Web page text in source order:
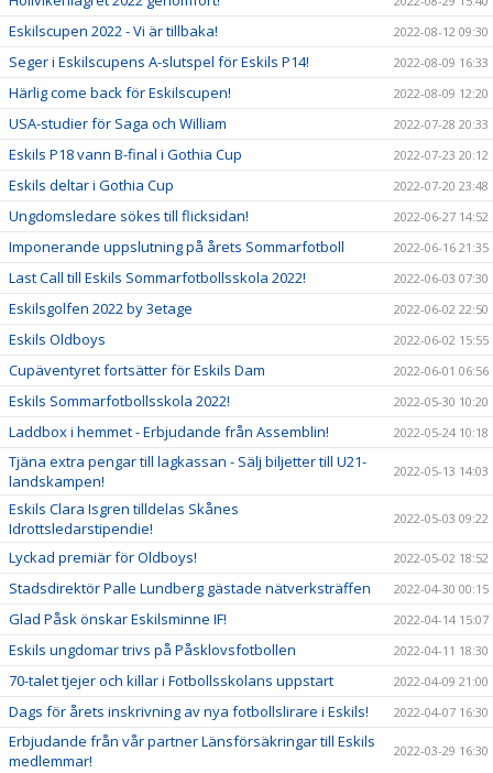
Eskilscupen 2022 - Vi är tillbaka! 2022-08-12 09:30
Seger i Eskilscupens A-slutspel för Eskils P14! 2022-08-09 16:33
Härlig come back för Eskilscupen! 2022-08-09 12:20
USA-studier för Saga och William 2022-07-28 20:33
Eskils P18 vann B-final i Gothia Cup 2022-07-23 20:12
Eskils deltar i Gothia Cup 2022-07-20 23:48
Ungdomsledare sökes till flicksidan! 2022-06-27 14:52
Imponerande uppslutning på årets Sommarfotboll 2022-06-16 21:35
Last Call till Eskils Sommarfotbollsskola 2022! 2022-06-03 07:30
Eskilsgolfen 2022 by 3etage 2022-06-02 22:50
Eskils Oldboys 2022-06-02 15:55
Cupäventyret fortsätter för Eskils Dam 2022-06-01 06:56
Eskils Sommarfotbollsskola 2022! 2022-05-30 10:20
Laddbox i hemmet - Erbjudande från Assemblin! 2022-05-24 10:18
Tjäna extra pengar till lagkassan - Sälj biljetter till U21-
landskampen!
2022-05-13 14:03
Eskils Clara Isgren tilldelas Skånes
Idrottsledarstipendie!
2022-05-03 09:22
Lyckad premiär för Oldboys! 2022-05-02 18:52
Stadsdirektör Palle Lundberg gästade nätverksträffen 2022-04-30 00:15
Glad Påsk önskar Eskilsminne IF! 2022-04-14 15:07
Eskils ungdomar trivs på Påsklovsfotbollen 2022-04-11 18:30
70-talet tjejer och killar i Fotbollsskolans uppstart 2022-04-09 21:00
Dags för årets inskrivning av nya fotbollslirare i Eskils! 2022-04-07 16:30
Erbjudande från vår partner Länsförsäkringar till Eskils
medlemmar!
2022-03-29 16:30